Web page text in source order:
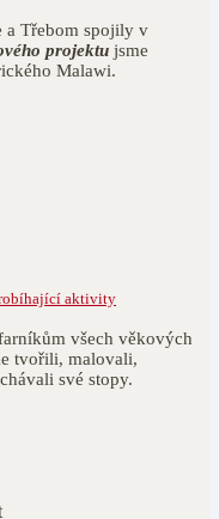
a Třebom spojily v
projektu jsme
Malawi.
aktivity
všech věkových
tvořili, malovali,
své stopy.